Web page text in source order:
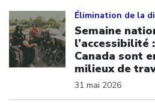
Élimination de la
Semaine
l’accessibilité
Canada sont
milieux de
31 mai 2026